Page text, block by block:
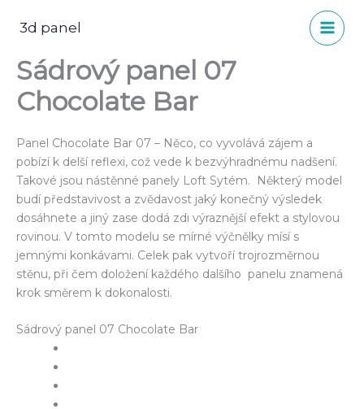
3d panel
Sádrový panel 07
Chocolate Bar
Panel Chocolate Bar 07 – Něco, co vyvolává zájem a
pobízí k delší reflexi, což vede k bezvýhradnému nadšení.
Takové jsou nástěnné panely Loft Sytém. Některý model
budí představivost a zvědavost jaký konečný výsledek
dosáhnete a jiný zase dodá zdi výraznější efekt a stylovou
rovinou. V tomto modelu se mírné výčnělky mísí s
jemnými konkávami. Celek pak vytvoří trojrozměrnou
stěnu, při čem doložení každého dalšího panelu znamená
krok směrem k dokonalosti.
Sádrový panel 07 Chocolate Bar